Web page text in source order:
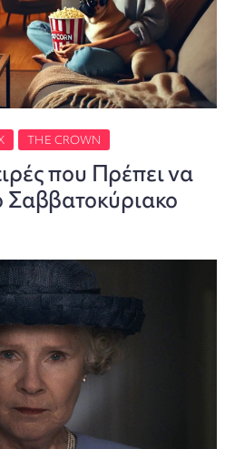
THE CROWN
που Πρέπει να
Σαββατοκύριακο